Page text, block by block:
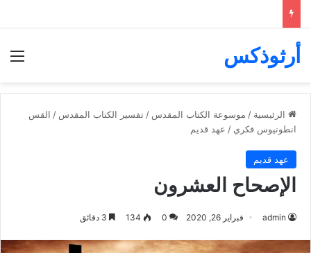
أرثوذكس
الرئيسية / موسوعة الكتاب المقدس / تفسير الكتاب المقدس / القس
انطونيوس فكري / عهد قديم
عهد قديم
الإصحاح العشرون
admin فبراير 26, 2020 0
134